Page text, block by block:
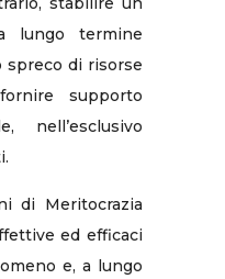
lungo termine
spreco di risorse
supporto
nell’esclusivo
di Meritocrazia
ed efficaci
e, a lungo